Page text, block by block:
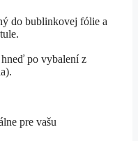
do bublinkovej fólie a
po vybalení z
pre vašu